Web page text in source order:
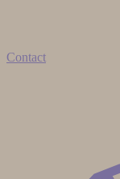
Contact